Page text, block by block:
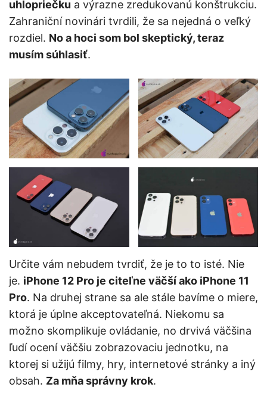
uhlopriečku a výrazne zredukovanú konštrukciu.
Zahraniční novinári tvrdili, že sa nejedná o veľký
rozdiel. No a hoci som bol skeptický, teraz
musím súhlasiť.
Určite vám nebudem tvrdiť, že je to to isté. Nie
je. iPhone 12 Pro je citeľne väčší ako iPhone 11
Pro. Na druhej strane sa ale stále bavíme o miere,
ktorá je úplne akceptovateľná. Niekomu sa
možno skomplikuje ovládanie, no drvivá väčšina
ľudí ocení väčšiu zobrazovaciu jednotku, na
ktorej si užijú filmy, hry, internetové stránky a iný
obsah. Za mňa správny krok.